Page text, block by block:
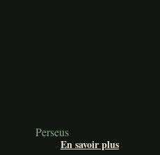
Perseus
En savoir plus